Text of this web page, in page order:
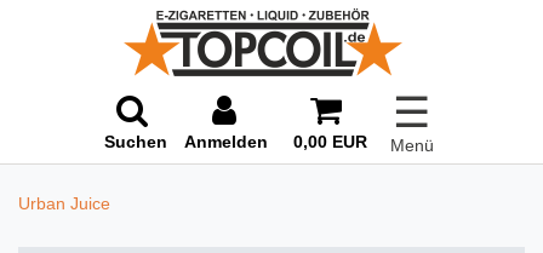
Suchen Anmelden 0,00 EUR
☰
Menü
Urban Juice